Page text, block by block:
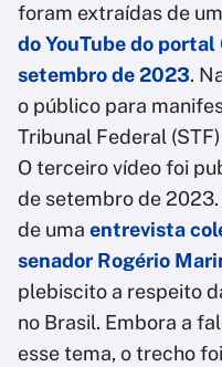
foram extraídas de um
do YouTube do
setembro de 2023.
o público para
Tribunal Federal
O terceiro vídeo foi
de setembro de
de uma entrevista
senador Rogério
plebiscito a respeito
no Brasil. Embora a
esse tema, o trecho